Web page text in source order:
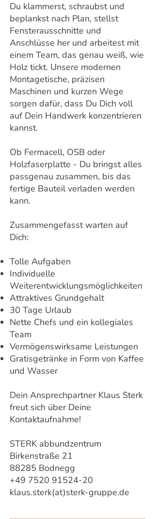
Du klammerst, schraubst und
beplankst nach Plan, stellst
Fensterausschnitte und
Anschlüsse her und arbeitest mit
einem Team, das genau weiß, wie
Holz tickt. Unsere modernen
Montagetische, präzisen
Maschinen und kurzen Wege
sorgen dafür, dass Du Dich voll
auf Dein Handwerk konzentrieren
kannst.
Ob Fermacell, OSB oder
Holzfaserplatte - Du bringst alles
passgenau zusammen, bis das
fertige Bauteil verladen werden
kann.
Zusammengefasst warten auf
Dich:
Tolle Aufgaben
Individuelle
Weiterentwicklungsmöglichkeiten
Attraktives Grundgehalt
30 Tage Urlaub
Nette Chefs und ein kollegiales
Team
Vermögenswirksame Leistungen
Gratisgetränke in Form von Kaffee
und Wasser
Dein Ansprechpartner Klaus Sterk
freut sich über Deine
Kontaktaufnahme!
STERK abbundzentrum
Birkenstraße 21
88285 Bodnegg
+49 7520 91524-20
klaus.sterk(at)sterk-gruppe.de